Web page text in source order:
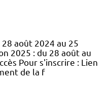
août 2024 au 25
2025 : du 28 août au
Pour s'inscrire : Lien
de la f